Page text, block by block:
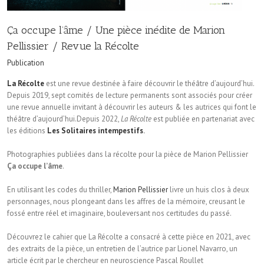
Ça occupe l’âme / Une pièce inédite de Marion
Pellissier / Revue la Récolte
Publication
La Récolte est une revue destinée à faire découvrir le théâtre d’aujourd’hui.
Depuis 2019, sept comités de lecture permanents sont associés pour créer
une revue annuelle invitant à découvrir les auteurs & les autrices qui font le
théâtre d’aujourd’hui.Depuis 2022,La Récolte est publiée en partenariat avec
les éditions Les Solitaires intempestifs.
Photographies publiées dans la récolte pour la pièce de Marion Pellissier
Ça occupe l’âme.
En utilisant les codes du thriller,Marion Pellissier livre un huis clos à deux
personnages, nous plongeant dans les affres de la mémoire, creusant le
fossé entre réel et imaginaire, bouleversant nos certitudes du passé.
Découvrez le cahier que La Récolte a consacré à cette pièce en 2021, avec
des extraits de la pièce, un entretien de l’autrice par Lionel Navarro, un
article écrit par le chercheur en neuroscience Pascal Roullet